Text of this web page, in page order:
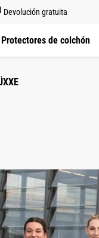
Devolución gratuita
Protectores de colchón